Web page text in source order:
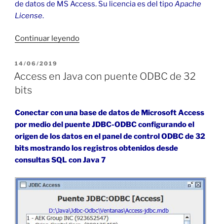
de datos de MS Access. Su licencia es del tipoApache
License.
Continuar leyendo«Access
con
bits»
PUBLICADO
EL
14/06/2019
Access en Java con puente ODBC de 32
bits
Conectar con una base de datos de Microsoft Access
por medio del puente JDBC-ODBC configurando el
origen de los datos en el panel de control ODBC de 32
bits mostrandolos registros obtenidos desde
consultas SQL con Java 7